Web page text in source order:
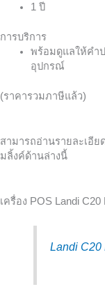
1 ปี
การบริการ
พร้อมดูแลให้คำ
อุปกรณ์
(ราคารวมภาษีแล้ว)
สามารถอ่านรายละเอี
มลิ้งค์ด้านล่างนี้
เครื่อง POS Landi C20
Landi C20